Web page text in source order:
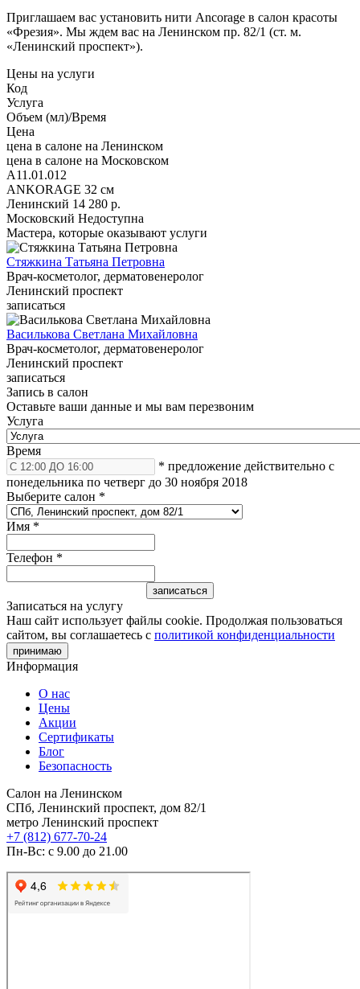
Приглашаем вас установить нити Ancorage в салон красоты
«Фрезия». Мы ждем вас на Ленинском пр. 82/1 (ст. м.
«Ленинский проспект»).
Цены на услуги
Код
Услуга
Объем (мл)/Время
Цена
цена в салоне на Ленинском
цена в салоне на Московском
A11.01.012
ANKORAGE 32 см
Ленинский 14 280 р.
Московский Недоступна
Мастера, которые оказывают услуги
Стяжкина Татьяна Петровна
Врач-косметолог, дерматовенеролог
Ленинский проспект
записаться
Василькова Светлана Михайловна
Врач-косметолог, дерматовенеролог
Ленинский проспект
записаться
Запись в салон
Оставьте ваши данные и мы вам перезвоним
Услуга
Время
* предложение действительно с
понедельника по четверг до 30 ноября 2018
Выберите салон *
Имя *
Телефон *
Записаться на услугу
Наш сайт использует файлы cookie. Продолжая пользоваться
сайтом, вы соглашаетесь с политикой конфиденциальности
принимаю
Информация
О нас
Цены
Акции
Сертификаты
Блог
Безопасность
Салон на Ленинском
СПб, Ленинский проспект, дом 82/1
метро Ленинский проспект
+7 (812) 677-70-24
Пн-Вс: с 9.00 до 21.00